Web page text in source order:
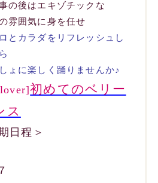
の後はエキゾチックな
雰囲気に身を任せ
とカラダをリフレッシュし
ょに楽しく踊りませんか♪
初めてのベリー
ス
日程＞